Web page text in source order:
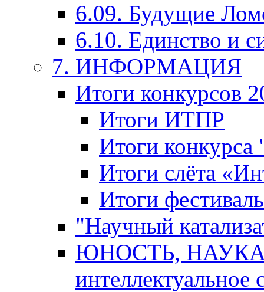
6.09. Будущие
6.10. Единство и
7. ИНФОРМАЦИЯ
Итоги конкурсов
Итоги ИТПР
Итоги
Итоги слёта
Итоги
"Научный
ЮНОСТЬ,
интеллектуальное